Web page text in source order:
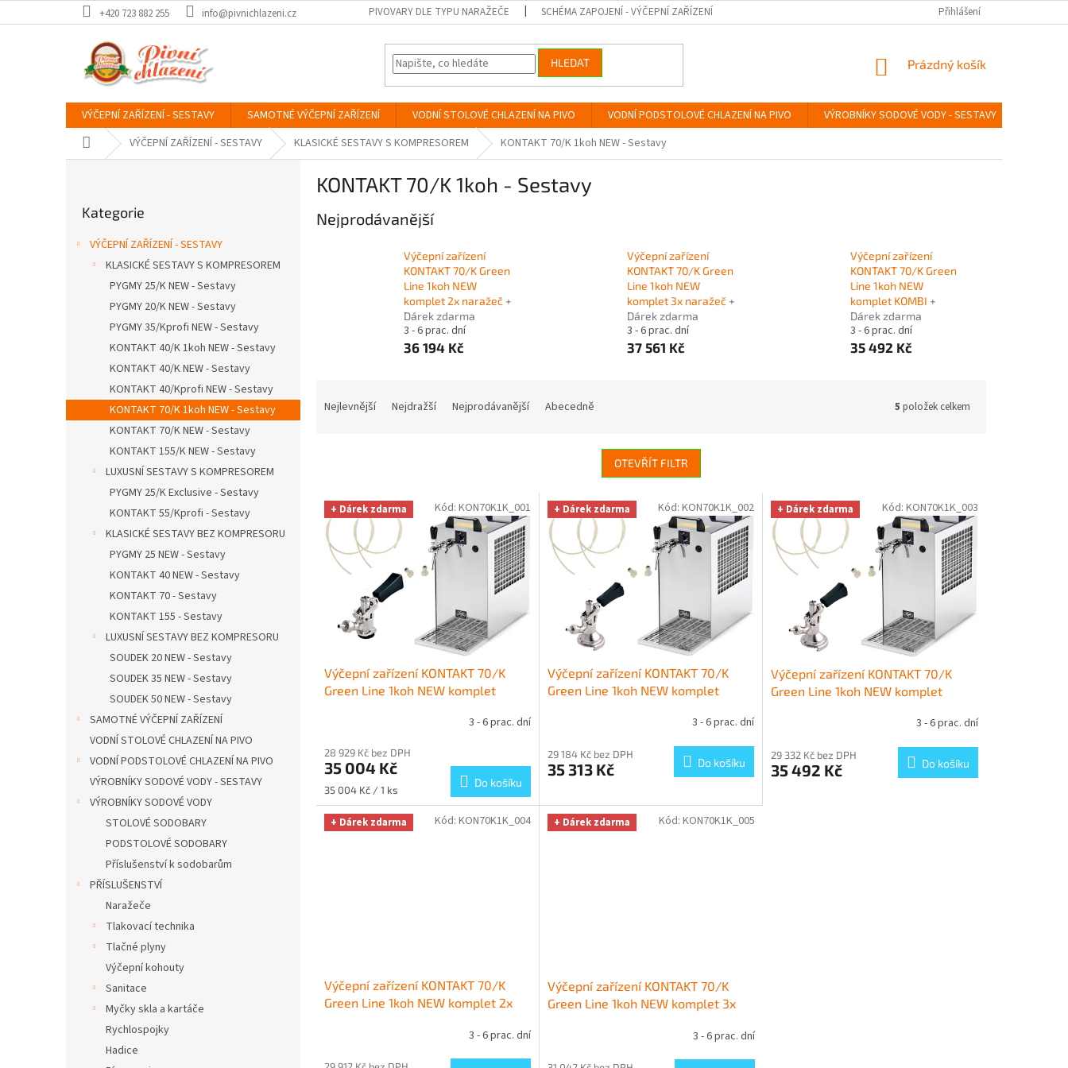
na
+420 723 882 255 info@pivnichlazeni.cz PIVOVARY DLE TYPU NARAŽEČE SCHÉMA ZAPOJENÍ - VÝČEPNÍ ZAŘÍZENÍ ÚDRŽBA A SANITACE
Přihlášení
HLEDAT
NÁKUPNÍ
Prázdný košík
VÝČEPNÍ ZAŘÍZENÍ - SESTAVY SAMOTNÉ VÝČEPNÍ ZAŘÍZENÍ VODNÍ STOLOVÉ CHLAZENÍ NA PIVO VODNÍ PODSTOLOVÉ CHLAZENÍ NA PIVO VÝROBNÍKY SODOVÉ VODY - SESTAVY
Domů VÝČEPNÍ ZAŘÍZENÍ - SESTAVY KLASICKÉ SESTAVY S KOMPRESOREM KONTAKT 70/K 1koh NEW - Sestavy
l
kategorie
Kategorie
VÝČEPNÍ ZAŘÍZENÍ - SESTAVY
KLASICKÉ SESTAVY S KOMPRESOREM
PYGMY 25/K NEW - Sestavy
PYGMY 20/K NEW - Sestavy
PYGMY 35/Kprofi NEW - Sestavy
KONTAKT 40/K 1koh NEW - Sestavy
KONTAKT 40/K NEW - Sestavy
KONTAKT 40/Kprofi NEW - Sestavy
KONTAKT 70/K 1koh NEW - Sestavy
KONTAKT 70/K NEW - Sestavy
KONTAKT 155/K NEW - Sestavy
LUXUSNÍ SESTAVY S KOMPRESOREM
PYGMY 25/K Exclusive - Sestavy
KONTAKT 55/Kprofi - Sestavy
KLASICKÉ SESTAVY BEZ KOMPRESORU
PYGMY 25 NEW - Sestavy
KONTAKT 40 NEW - Sestavy
KONTAKT 70 - Sestavy
KONTAKT 155 - Sestavy
LUXUSNÍ SESTAVY BEZ KOMPRESORU
SOUDEK 20 NEW - Sestavy
SOUDEK 35 NEW - Sestavy
SOUDEK 50 NEW - Sestavy
SAMOTNÉ VÝČEPNÍ ZAŘÍZENÍ
VODNÍ STOLOVÉ CHLAZENÍ NA PIVO
VODNÍ PODSTOLOVÉ CHLAZENÍ NA PIVO
VÝROBNÍKY SODOVÉ VODY - SESTAVY
VÝROBNÍKY SODOVÉ VODY
STOLOVÉ SODOBARY
PODSTOLOVÉ SODOBARY
Příslušenství k sodobarům
PŘÍSLUŠENSTVÍ
Naražeče
Tlakovací technika
Tlačné plyny
Výčepní kohouty
Sanitace
Myčky skla a kartáče
Rychlospojky
Hadice
KONTAKT 70/K 1koh - Sestavy
Nejprodávanější
Výčepní zařízení
KONTAKT 70/K Green
Line 1koh NEW
komplet 2x naražeč +
Dárek zdarma
3 - 6 prac. dní
36 194 Kč
Výčepní zařízení
KONTAKT 70/K Green
Line 1koh NEW
komplet 3x naražeč +
Dárek zdarma
3 - 6 prac. dní
37 561 Kč
Výčepní zařízení
KONTAKT 70/K Green
Line 1koh NEW
komplet KOMBI +
Dárek zdarma
3 - 6 prac. dní
35 492 Kč
Nejlevnější Nejdražší Nejprodávanější Abecedně 5 položek celkem
OTEVŘÍT FILTR
V + Dárek zdarma
Výčepní zařízení KONTAKT 70/K
Green Line 1koh NEW komplet
3 - 6 prac. dní
28 929 Kč bez DPH
35 004 Kč
Měrná
cena:
35 004 Kč / 1 ks
Do košíku
Kód: KON70K1K_001 + Dárek zdarma
Výčepní zařízení KONTAKT 70/K
Green Line 1koh NEW komplet
3 - 6 prac. dní
29 184 Kč bez DPH
35 313 Kč Do košíku
Kód: KON70K1K_002 + Dárek zdarma
Výčepní zařízení KONTAKT 70/K
Green Line 1koh NEW komplet
3 - 6 prac. dní
29 332 Kč bez DPH
35 492 Kč Do košíku
Kód: KON70K1K_003
+ Dárek zdarma
Výčepní zařízení KONTAKT 70/K
Green Line 1koh NEW komplet 2x
3 - 6 prac. dní
Kód: KON70K1K_004 + Dárek zdarma
Výčepní zařízení KONTAKT 70/K
Green Line 1koh NEW komplet 3x
3 - 6 prac. dní
Kód: KON70K1K_005